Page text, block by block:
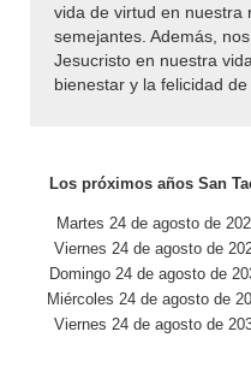
vida de virtud en nuestra
semejantes. Además,
Jesucristo en nuestra
bienestar y la felicidad
Los próximos años San
Martes 24 de agosto de
Viernes 24 de agosto de
Domingo 24 de agosto de
Miércoles 24 de agosto de
Viernes 24 de agosto de